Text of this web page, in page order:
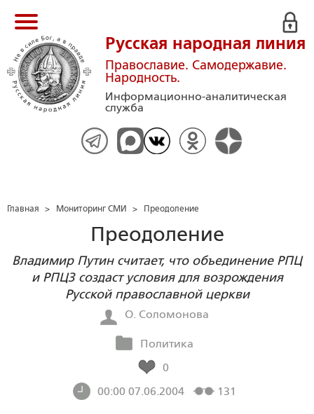
Русская народная линия
Православие. Самодержавие.
Народность.
Информационно-аналитическая
служба
Главная > Мониторинг СМИ > Преодоление
Преодоление
Владимир Путин считает, что объединение РПЦ
и РПЦЗ создаст условия для возрождения
Русской православной церкви
О. Соломонова
Политика
0
00:00 07.06.2004
131